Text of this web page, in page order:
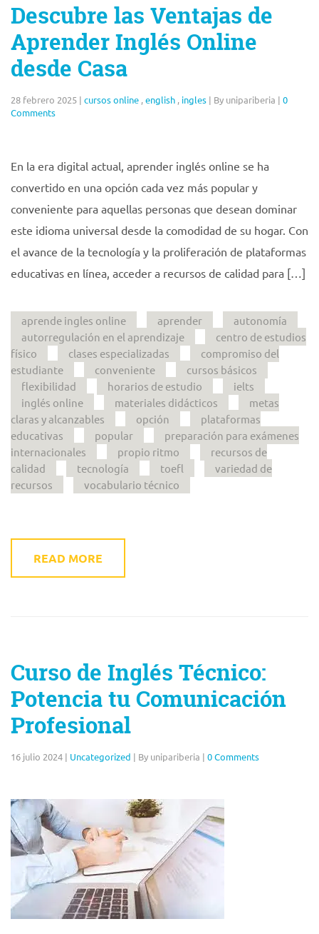
Descubre las Ventajas de
Aprender Inglés Online
desde Casa
28 febrero 2025 | cursos online ,english , ingles | By unipariberia | 0
Comments
En la era digital actual, aprender inglés online se ha
convertido en una opción cada vez más popular y
conveniente para aquellas personas que desean dominar
este idioma universal desde la comodidad de su hogar. Con
el avance de la tecnología y la proliferación de plataformas
educativas en línea, acceder a recursos de calidad para […]
aprende ingles online aprender
autonomía
autorregulación en el aprendizaje
centro de estudios
físico
clases especializadas
compromiso del
estudiante
conveniente
cursos básicos
flexibilidad
horarios de estudio
ielts
inglés online
materiales didácticos
metas
claras y alcanzables
opción
plataformas
educativas
popular
preparación para exámenes
internacionales
propio ritmo
recursos de
calidad
tecnología toefl
variedad de
recursos
vocabulario técnico
READ MORE
Curso de Inglés Técnico:
Potencia tu Comunicación
Profesional
16 julio 2024 | Uncategorized | By unipariberia | 0 Comments